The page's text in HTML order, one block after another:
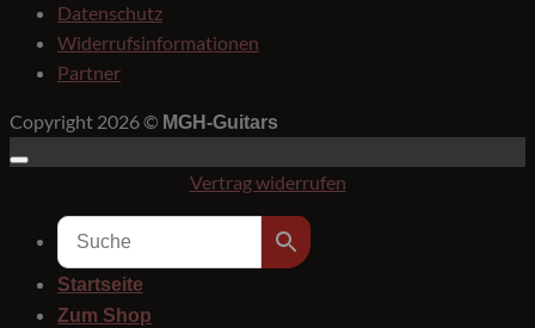
Datenschutz
Widerrufsinformationen
Partner
Copyright 2026 © MGH-Guitars
Vertrag widerrufen
Startseite
Zum Shop